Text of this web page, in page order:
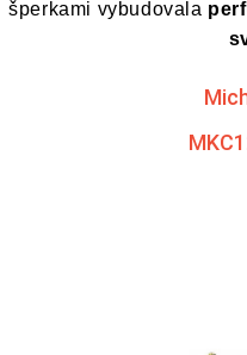
šperkami vybudovala